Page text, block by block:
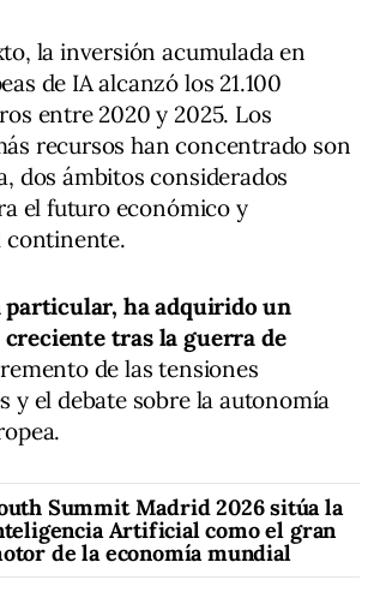
la inversión acumulada en
de IA alcanzó los 21.100
entre 2020 y 2025. Los
recursos han concentrado son
dos ámbitos considerados
el futuro económico y
continente.
particular, ha adquirido un
tras la guerra de
de las tensiones
y el debate sobre la autonomía
Summit Madrid 2026 sitúa la
Artificial como el gran
de la economía mundial